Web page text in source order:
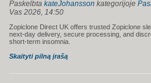
Paskelbta kateJohansson kategorijoje
Vas 2026, 14:50
Zopiclone Direct UK offers trusted Zopiclone
next-day delivery, secure processing, and
short-term insomnia.
Skaityti pilną įrašą